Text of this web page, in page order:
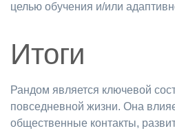
целью обучения и/или
Итоги
Рандом является ключевой
повседневной жизни. Она
общественные контакты,